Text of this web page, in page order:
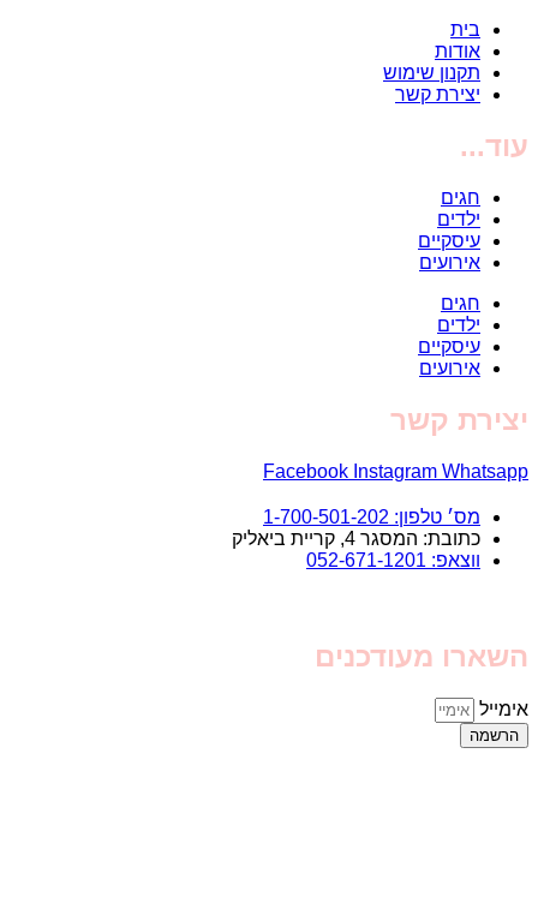
בית
אודות
תקנון שימוש
יצירת קשר
עוד...
חגים
ילדים
עיסקיים
אירועים
חגים
ילדים
עיסקיים
אירועים
יצירת קשר
Facebook Instagram Whatsapp
מס׳ טלפון: 1-700-501-202
כתובת: המסגר 4, קריית ביאליק
ווצאפ: 052-671-1201
השארו מעודכנים
אימייל
הרשמה